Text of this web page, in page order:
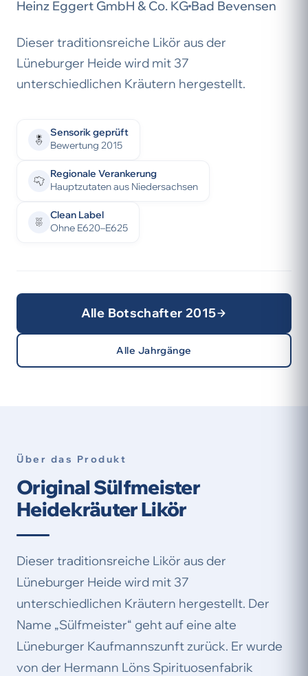
Heinz Eggert GmbH & Co. KG Bad Bevensen
Dieser traditionsreiche Likör aus der
Lüneburger Heide wird mit 37
unterschiedlichen Kräutern hergestellt.
Sensorik geprüft
Bewertung 2015
Regionale Verankerung
Hauptzutaten aus Niedersachsen
Clean Label
Ohne E620–E625
Alle Botschafter 2015
Alle Jahrgänge
Über das Produkt
Original Sülfmeister
Heidekräuter Likör
Dieser traditionsreiche Likör aus der
Lüneburger Heide wird mit 37
unterschiedlichen Kräutern hergestellt. Der
Name „Sülfmeister“ geht auf eine alte
Lüneburger Kaufmannszunft zurück. Er wurde
von der Hermann Löns Spirituosenfabrik